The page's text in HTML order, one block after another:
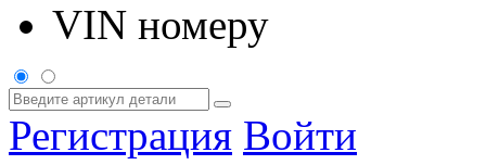
VIN номеру
Регистрация Войти